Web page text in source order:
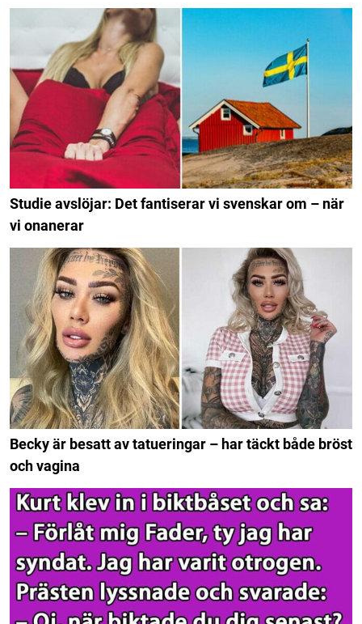
Studie avslöjar: Det fantiserar vi svenskar om – när
vi onanerar
Becky är besatt av tatueringar – har täckt både bröst
och vagina